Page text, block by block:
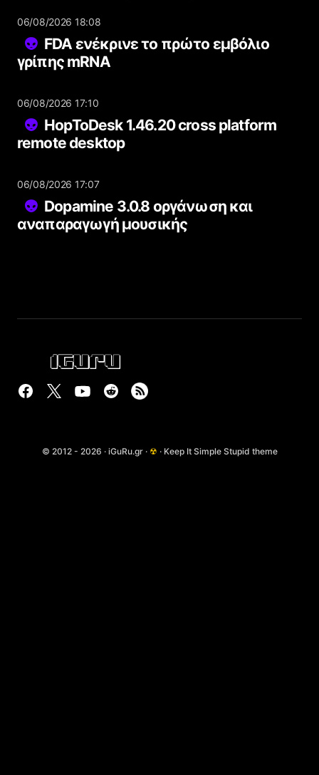
06/08/2026 18:08
FDA ενέκρινε το πρώτο εμβόλιο
γρίπης mRNA
06/08/2026 17:10
HopToDesk 1.46.20 cross platform
remote desktop
06/08/2026 17:07
Dopamine 3.0.8 οργάνωση και
αναπαραγωγή μουσικής
© 2012 - 2026 · iGuRu.gr · ☢ · Keep It Simple Stupid theme